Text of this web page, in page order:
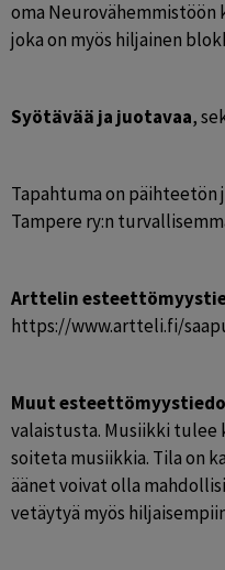
oma
joka on myös hiljainen
Syötävää ja juotavaa,
Tapahtuma on
Tampere ry:n
https://www.artteli.fi/
Muut
valaistusta. Musiikki
soiteta musiikkia. Tila on
äänet voivat olla
vetäytyä myös